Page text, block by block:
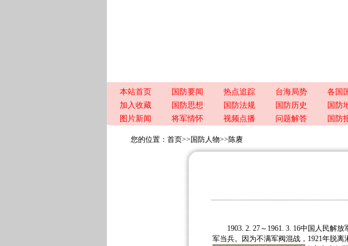
本站首页 国防要闻 热点追踪 台海局势 各国
加入收藏
国防思想 国防法规 国防历史 国防
图片新闻
将军情怀 视频点播 问题解答 国防
您的位置： 首页>> 国防人物>>陈赓
1903. 2. 27～1961. 3. 16中国人民解放
军当兵。因为不满军阀混战，1921年脱